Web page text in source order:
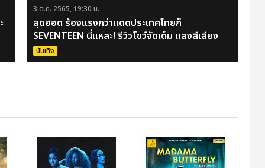
3 ต.ค. 2565, 19:30 น.
สุดฮอต ร้องแรงกว่าแดดประเทศไทยก็
SEVENTEEN นี่แหละ! รีวิวโชว์จัดเต็ม แสงสีเสียง
อลังการ กะรัตเอเนอร์จี้ล้นกับคอนเสิร์ต
#BETHESUNINBKK
บันเทิง